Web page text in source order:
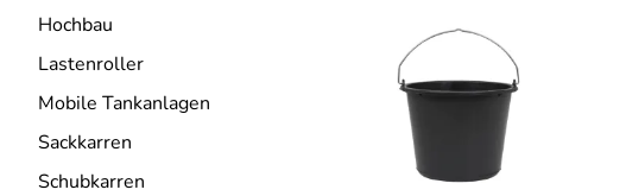
Hochbau
Lastenroller
Mobile Tankanlagen
Sackkarren
Schubkarren